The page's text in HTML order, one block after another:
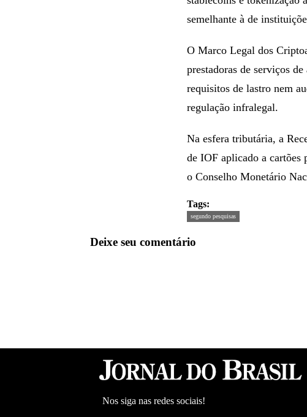
semelhante à de
O Marco Legal dos
prestadoras de serviços
requisitos de lastro nem
regulação infralegal.
Na esfera tributária, a
de IOF aplicado a cartões
o Conselho Monetário
Tags:
segundo pesquisas
Deixe seu comentário
Nos siga nas redes sociais!